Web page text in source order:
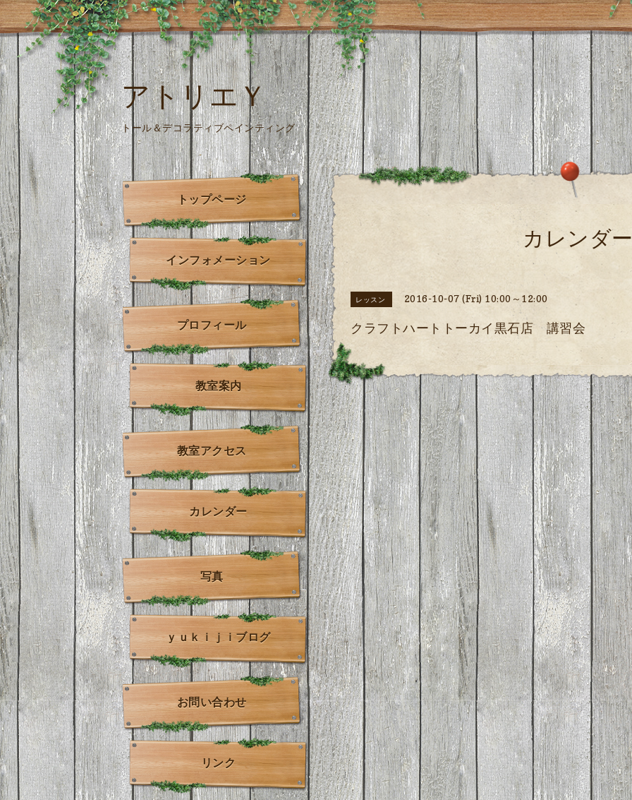
アトリエＹ
トール＆デコラティブペインティング
カレンダー
レッスン 2016-10-07 (Fri) 10:00～12:00
クラフトハートトーカイ黒石店 講習会
トップページ
インフォメーション
プロフィール
教室案内
教室アクセス
カレンダー
写真
ｙｕｋｉｊｉブログ
お問い合わせ
リンク